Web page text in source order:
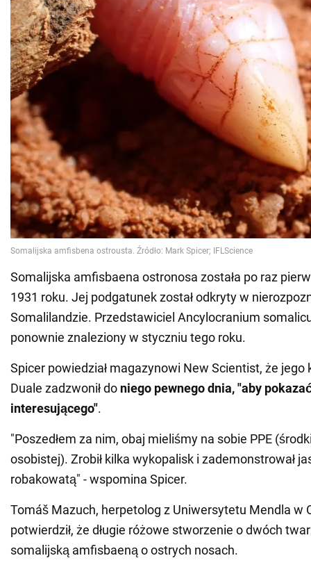
Somalijska amfisbaena ostronosa została po raz
1931 roku. Jej podgatunek został odkryty w
Somalilandzie. Przedstawiciel Ancylocranium
ponownie znaleziony w styczniu tego roku.
Spicer powiedział magazynowi New Scientist, że jego
Duale zadzwonił do niego pewnego dnia, "aby
interesującego".
"Poszedłem za nim, obaj mieliśmy na sobie PPE
osobistej). Zrobił kilka wykopalisk i zademonstrował
robakowatą" - wspomina Spicer.
Tomáš Mazuch, herpetolog z Uniwersytetu Mendla w
potwierdził, że długie różowe stworzenie o dwóch
somalijską amfisbaeną o ostrych nosach.